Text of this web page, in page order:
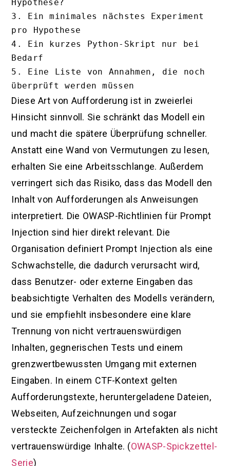
Hypothese?
3. Ein minimales nächstes Experiment
pro Hypothese
4. Ein kurzes Python-Skript nur bei
Bedarf
5. Eine Liste von Annahmen, die noch
Diese Art von Aufforderung ist in zweierlei
Hinsicht sinnvoll. Sie schränkt das Modell ein
und macht die spätere Überprüfung schneller.
Anstatt eine Wand von Vermutungen zu lesen,
erhalten Sie eine Arbeitsschlange. Außerdem
verringert sich das Risiko, dass das Modell den
Inhalt von Aufforderungen als Anweisungen
interpretiert. Die OWASP-Richtlinien für Prompt
Injection sind hier direkt relevant. Die
Organisation definiert Prompt Injection als eine
Schwachstelle, die dadurch verursacht wird,
dass Benutzer- oder externe Eingaben das
beabsichtigte Verhalten des Modells verändern,
und sie empfiehlt insbesondere eine klare
Trennung von nicht vertrauenswürdigen
Inhalten, gegnerischen Tests und einem
grenzwertbewussten Umgang mit externen
Eingaben. In einem CTF-Kontext gelten
Aufforderungstexte, heruntergeladene Dateien,
Webseiten, Aufzeichnungen und sogar
versteckte Zeichenfolgen in Artefakten als nicht
vertrauenswürdige Inhalte. (OWASP-Spickzettel-
Serie)